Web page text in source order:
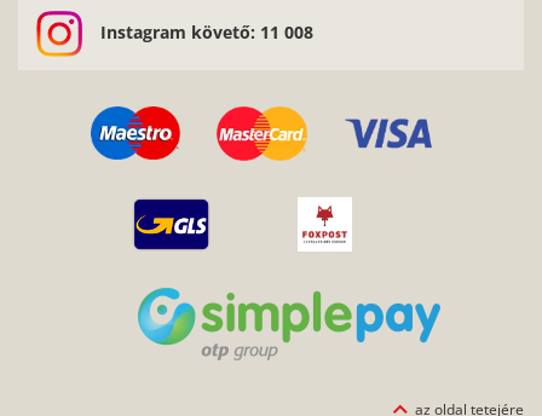
Instagram követő: 11 008
az oldal tetejére